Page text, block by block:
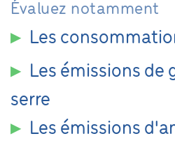
Évaluez notamment
▶ Les
▶
Les émissions de
serre
▶ Les émissions